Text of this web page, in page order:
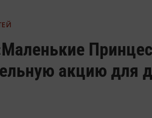
акцию для